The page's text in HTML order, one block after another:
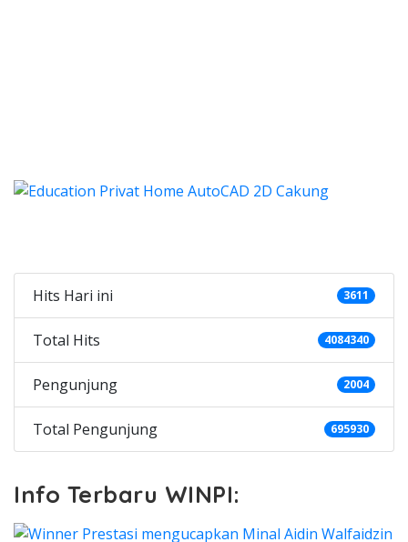
Hits Hari ini 3611
Total Hits 4084340
Pengunjung 2004
Total Pengunjung 695930
Info Terbaru WINPI: